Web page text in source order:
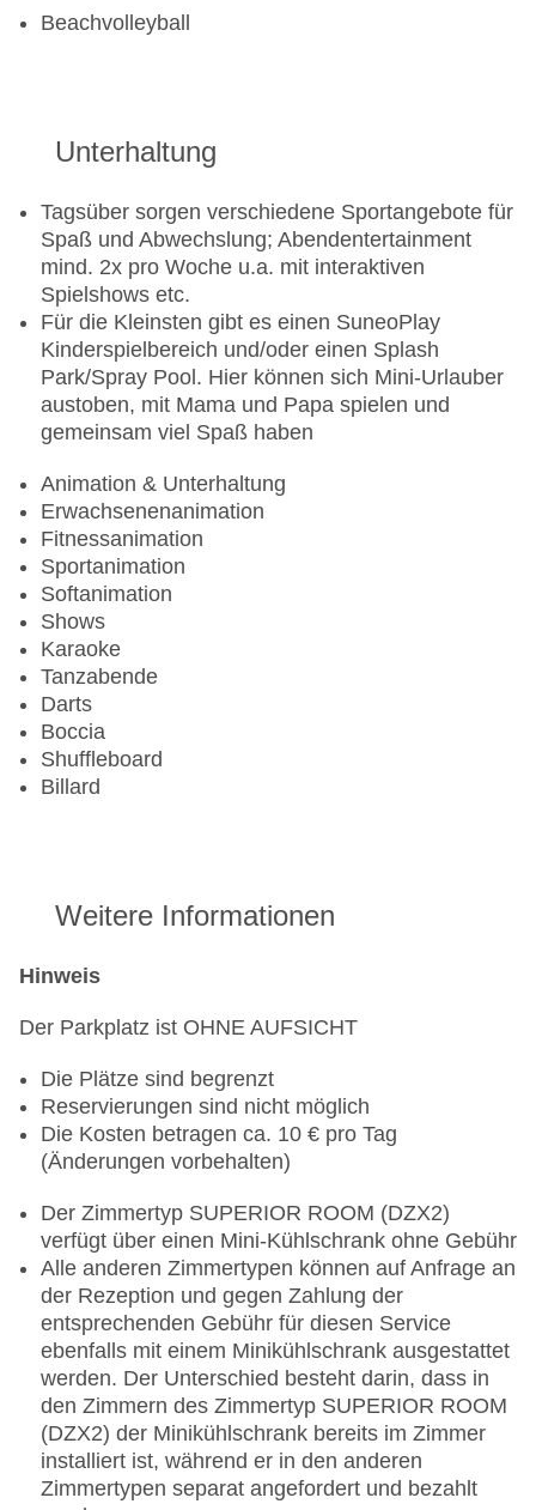
Beachvolleyball
Unterhaltung
Tagsüber sorgen verschiedene Sportangebote für
Spaß und Abwechslung; Abendentertainment
mind. 2x pro Woche u.a. mit interaktiven
Spielshows etc.
Für die Kleinsten gibt es einen SuneoPlay
Kinderspielbereich und/oder einen Splash
Park/Spray Pool. Hier können sich Mini-Urlauber
austoben, mit Mama und Papa spielen und
gemeinsam viel Spaß haben
Animation & Unterhaltung
Erwachsenenanimation
Fitnessanimation
Sportanimation
Softanimation
Shows
Karaoke
Tanzabende
Darts
Boccia
Shuffleboard
Billard
Weitere Informationen
Hinweis
Der Parkplatz ist OHNE AUFSICHT
Die Plätze sind begrenzt
Reservierungen sind nicht möglich
Die Kosten betragen ca. 10 € pro Tag
(Änderungen vorbehalten)
Der Zimmertyp SUPERIOR ROOM (DZX2)
verfügt über einen Mini-Kühlschrank ohne Gebühr
Alle anderen Zimmertypen können auf Anfrage an
der Rezeption und gegen Zahlung der
entsprechenden Gebühr für diesen Service
ebenfalls mit einem Minikühlschrank ausgestattet
werden. Der Unterschied besteht darin, dass in
den Zimmern des Zimmertyp SUPERIOR ROOM
(DZX2) der Minikühlschrank bereits im Zimmer
installiert ist, während er in den anderen
Zimmertypen separat angefordert und bezahlt